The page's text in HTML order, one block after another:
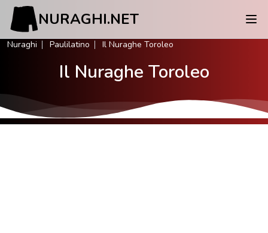
NURAGHI.NET
Nuraghi Paulilatino Il Nuraghe Toroleo
Il Nuraghe Toroleo